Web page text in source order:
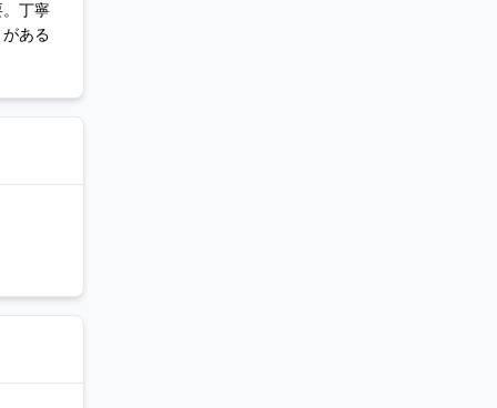
丁寧
ある